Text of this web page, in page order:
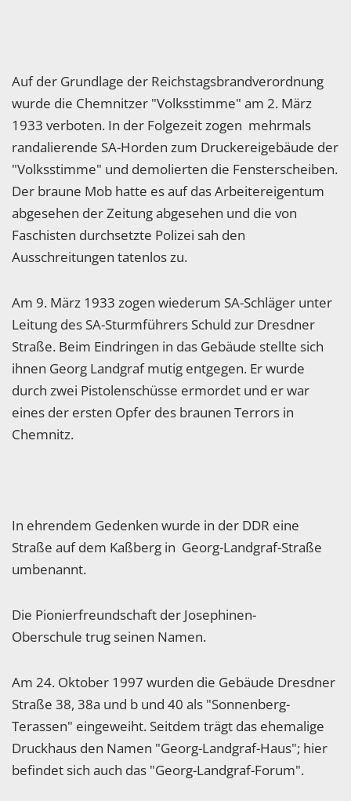
Auf der Grundlage der Reichstagsbrandverordnung
wurde die Chemnitzer "Volksstimme" am 2. März
1933 verboten. In der Folgezeit zogen mehrmals
randalierende SA-Horden zum Druckereigebäude der
"Volksstimme" und demolierten die Fensterscheiben.
Der braune Mob hatte es auf das Arbeitereigentum
abgesehen der Zeitung abgesehen und die von
Faschisten durchsetzte Polizei sah den
Ausschreitungen tatenlos zu.
Am 9. März 1933 zogen wiederum SA-Schläger unter
Leitung des SA-Sturmführers Schuld zur Dresdner
Straße. Beim Eindringen in das Gebäude stellte sich
ihnen Georg Landgraf mutig entgegen. Er wurde
durch zwei Pistolenschüsse ermordet und er war
eines der ersten Opfer des braunen Terrors in
Chemnitz.
In ehrendem Gedenken wurde in der DDR eine
Straße auf dem Kaßberg in Georg-Landgraf-Straße
umbenannt.
Die Pionierfreundschaft der Josephinen-
Oberschule trug seinen Namen.
Am 24. Oktober 1997 wurden die Gebäude Dresdner
Straße 38, 38a und b und 40 als "Sonnenberg-
Terassen" eingeweiht. Seitdem trägt das ehemalige
Druckhaus den Namen "Georg-Landgraf-Haus"; hier
befindet sich auch das "Georg-Landgraf-Forum".